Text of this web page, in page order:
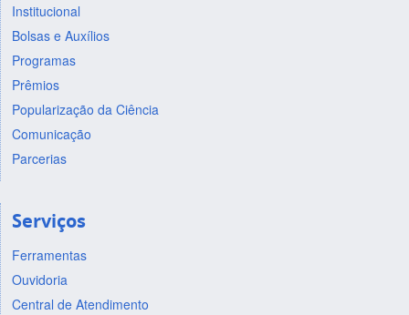
Institucional
Bolsas e Auxílios
Programas
Prêmios
Popularização da Ciência
Comunicação
Parcerias
Serviços
Ferramentas
Ouvidoria
Central de Atendimento